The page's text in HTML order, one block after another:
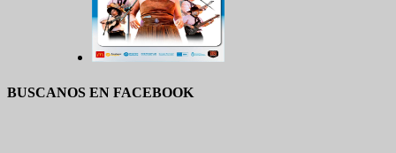
BUSCANOS EN FACEBOOK